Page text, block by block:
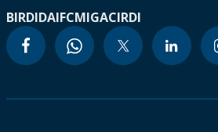
BIRDIDAIFCMIGACIRDI